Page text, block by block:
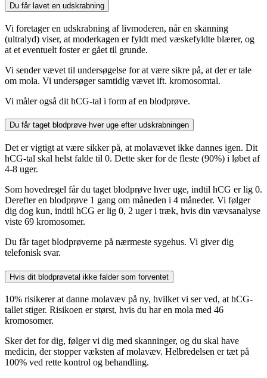
Du får lavet en udskrabning
Vi foretager en udskrabning af livmoderen, når en skanning
(ultralyd) viser, at moderkagen er fyldt med væskefyldte blærer, og
at et eventuelt foster er gået til grunde.
Vi sender vævet til undersøgelse for at være sikre på, at der er tale
om mola. Vi undersøger samtidig vævet ift. kromosomtal.
Vi måler også dit hCG-tal i form af en blodprøve.
Du får taget blodprøve hver uge efter udskrabningen
Det er vigtigt at være sikker på, at molavævet ikke dannes igen. Dit
hCG-tal skal helst falde til 0. Dette sker for de fleste (90%) i løbet af
4-8 uger.
Som hovedregel får du taget blodprøve hver uge, indtil hCG er lig 0.
Derefter en blodprøve 1 gang om måneden i 4 måneder. Vi følger
dig dog kun, indtil hCG er lig 0, 2 uger i træk, hvis din vævsanalyse
viste 69 kromosomer.
Du får taget blodprøverne på nærmeste sygehus. Vi giver dig
telefonisk svar.
Hvis dit blodprøvetal ikke falder som forventet
10% risikerer at danne molavæv på ny, hvilket vi ser ved, at hCG-
tallet stiger. Risikoen er størst, hvis du har en mola med 46
kromosomer.
Sker det for dig, følger vi dig med skanninger, og du skal have
medicin, der stopper væksten af molavæv. Helbredelsen er tæt på
100% ved rette kontrol og behandling.